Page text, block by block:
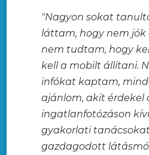
"Nagyon sokat
láttam, hogy nem jók
nem tudtam, hogy
kell a mobilt állítani.
infókat kaptam,
ajánlom, akit érdekel
ingatlanfotózáson
gyakorlati
gazdagodott